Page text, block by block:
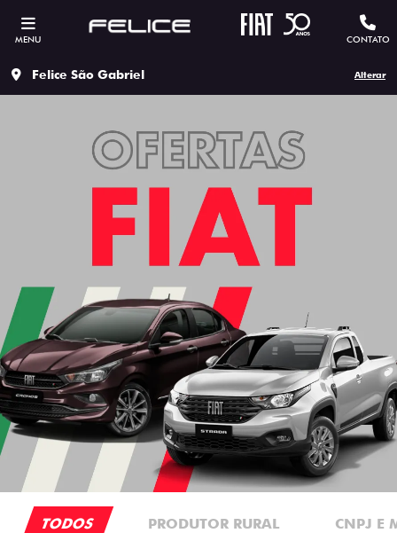
MENU CONTATO
Felice São Gabriel Alterar
TODOS PRODUTOR RURAL CNPJ E